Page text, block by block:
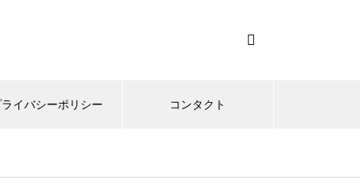
イバシーポリシー コンタクト